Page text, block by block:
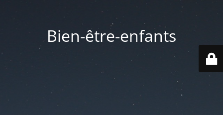
Bien-être-enfants